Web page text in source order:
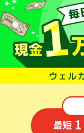
最短 1